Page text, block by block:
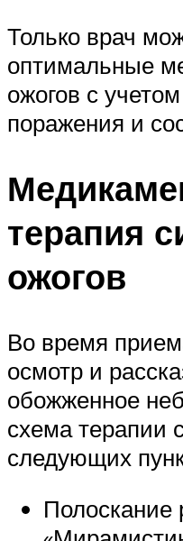
Только врач
оптимальные
ожогов с
поражения и
терапия
ожогов
Во время
осмотр и
обожженное
схема терапии
следующих
Полоскание